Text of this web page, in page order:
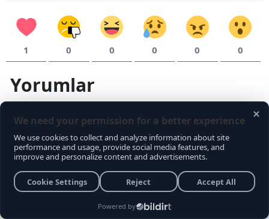
1 0 0 0 0 0
Yorumlar
Yorum yapmak için, istersenizgirişyapabilir veyakayıtolabilirsiniz.